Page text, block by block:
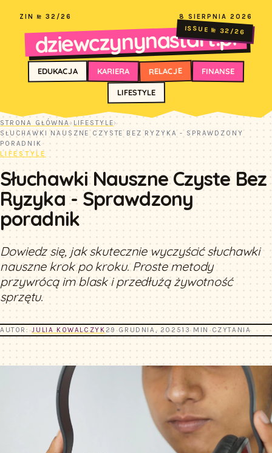
ZIN № 32/26 8 SIERPNIA 2026
dziewczynynastart.pl
ISSUE № 32/26
EDUKACJA KARIERA RELACJE FINANSE
LIFESTYLE
STRONA GŁÓWNA› LIFESTYLE›
SŁUCHAWKI NAUSZNE CZYSTE BEZ RYZYKA - SPRAWDZONY
PORADNIK
LIFESTYLE
Słuchawki Nauszne Czyste Bez
Ryzyka - Sprawdzony
poradnik
Dowiedz się, jak skutecznie wyczyścić słuchawki
nauszne krok po kroku. Proste metody
przywrócą im blask i przedłużą żywotność
sprzętu.
AUTOR:JULIA KOWALCZYK 29 GRUDNIA, 2025 13 MIN CZYTANIA